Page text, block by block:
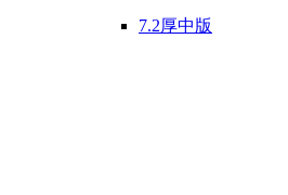
7.2厚中版